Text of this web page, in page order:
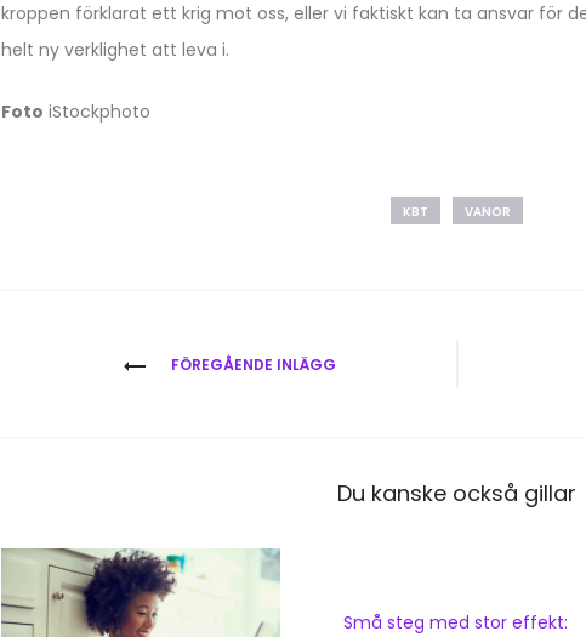
kroppen förklarat ett krig mot oss, eller vi faktiskt kan ta ansvar för
helt ny verklighet att leva i.
Foto iStockphoto
KBT VANOR
Inläggsnavigering
FÖREGÅENDE INLÄGG
Du kanske också gillar
Små steg med stor effekt: